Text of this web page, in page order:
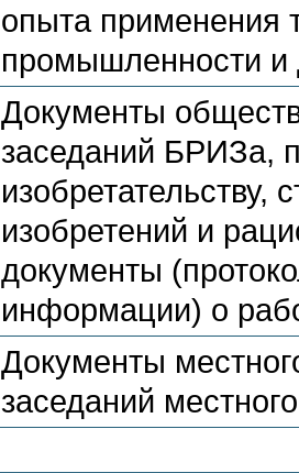
опыта применения
промышленности и
Документы
заседаний БРИЗа,
изобретательству,
изобретений и
документы
информации) о
Документы
заседаний